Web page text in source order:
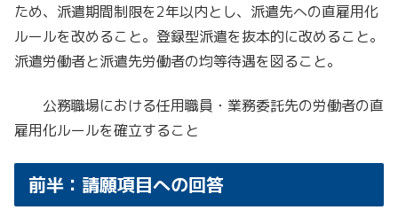
ため、派遣期間制限を2年以内とし、派遣先への直雇用化
ルールを改めること。登録型派遣を抜本的に改めること。
派遣労働者と派遣先労働者の均等待遇を図ること。
公務職場における任用職員・業務委託先の労働者の直
雇用化ルールを確立すること
前半：請願項目への回答